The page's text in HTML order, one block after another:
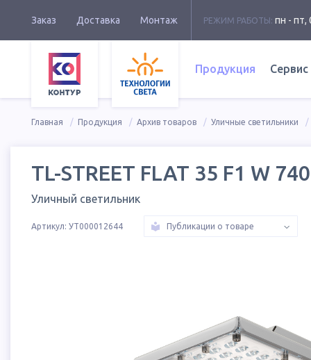
Заказ Доставка Монтаж РЕЖИМ РАБОТЫ: пн - пт,
Продукция Сервис
Главная Продукция Архив товаров Уличные светильники
TL-STREET FLAT 35 F1 W 740
Уличный светильник
Артикул: УТ000012644 Публикации о товаре